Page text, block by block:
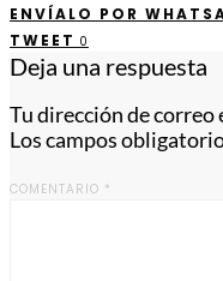
ENVÍALO POR
TWEET 0
Deja una respuesta
Tu dirección de correo
Los campos
COMENTARIO *